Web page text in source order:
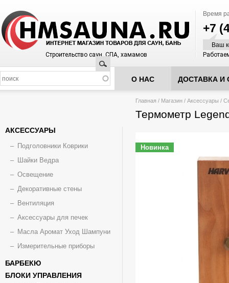
Время
+7
Ваш
Строительство саун, СПА, хамамов
Поиск
О НАС ДОСТАВКА И
Вы здесь
Главная / Магазин / Аксессуары /
Термометр
Новинка
АКСЕССУАРЫ
Подголовники Коврики
Шайки Ведра
Освещение
Декоративные стены
Вентиляция
Аксессуары для печек
Масла Аромат Уход Шампуни
Измерительные приборы
БАРБЕКЮ
БЛОКИ УПРАВЛЕНИЯ